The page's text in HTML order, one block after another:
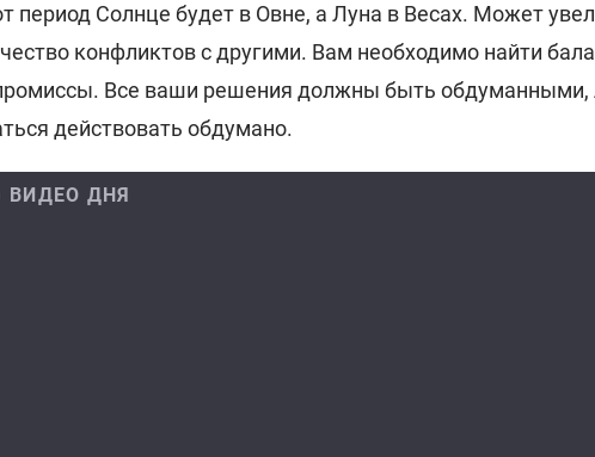
период Солнце будет в Овне, а Луна в Весах. Может
конфликтов с другими. Вам необходимо найти
Все ваши решения должны быть обдуманными,
действовать обдумано.
ВИДЕО ДНЯ